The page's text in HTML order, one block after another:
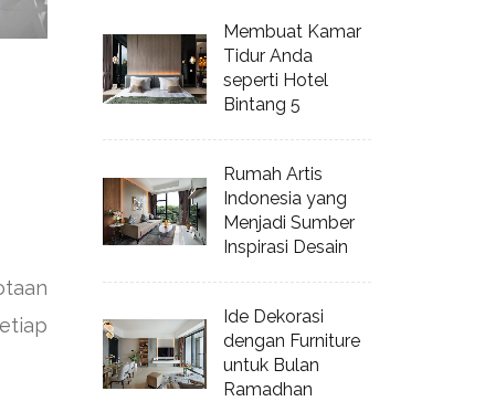
Membuat Kamar
Tidur Anda
seperti Hotel
Bintang 5
Rumah Artis
Indonesia yang
Menjadi Sumber
Inspirasi Desain
Ide Dekorasi
dengan Furniture
untuk Bulan
Ramadhan